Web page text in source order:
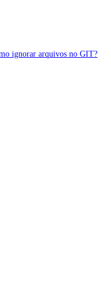
ignorar arquivos no GIT?